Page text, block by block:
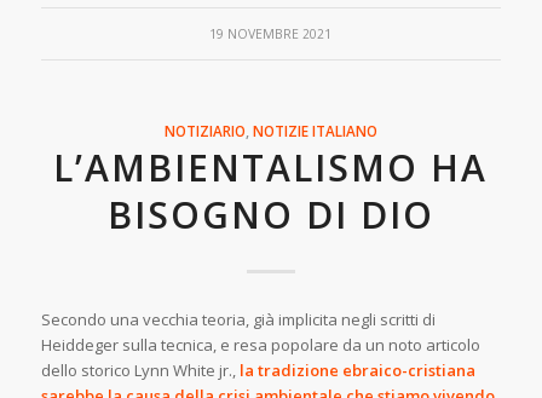
19 NOVEMBRE 2021
NOTIZIARIO,NOTIZIEITALIANO
L’AMBIENTALISMO HA
BISOGNO DI DIO
Secondo una vecchia teoria, già implicita negli scritti di
Heiddeger sulla tecnica, e resa popolare da un noto articolo
dello storico Lynn White jr., la tradizione ebraico-cristiana